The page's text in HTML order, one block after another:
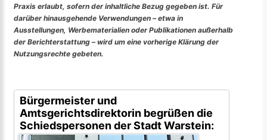
Praxis erlaubt, sofern der inhaltliche Bezug gegeben ist. Für
darüber hinausgehende Verwendungen – etwa in
Ausstellungen, Werbematerialien oder Publikationen außerhalb
der Berichterstattung – wird um eine vorherige Klärung der
Nutzungsrechte gebeten.
Bürgermeister und
Amtsgerichtsdirektorin begrüßen die
Schiedspersonen der Stadt Warstein: